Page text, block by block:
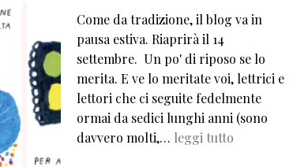
Come da tradizione, il blog va in
pausa estiva. Riaprirà il 14
settembre. Un po' di riposo se lo
merita. E ve lo meritate voi, lettrici e
lettori che ci seguite fedelmente
ormai da sedici lunghi anni (sono
davvero molti,… leggi tutto